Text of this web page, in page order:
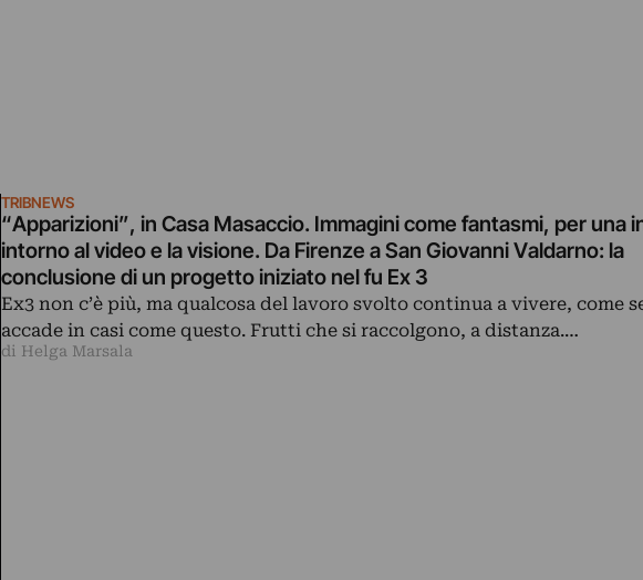
TRIBNEWS
“Apparizioni”, in Casa Masaccio. Immagini come fantasmi, per una
intorno al video e la visione. Da Firenze a San Giovanni Valdarno: la
conclusione di un progetto iniziato nel fu Ex 3
Ex3 non c’è più, ma qualcosa del lavoro svolto continua a vivere, come
accade in casi come questo. Frutti che si raccolgono, a distanza.…
di Helga Marsala